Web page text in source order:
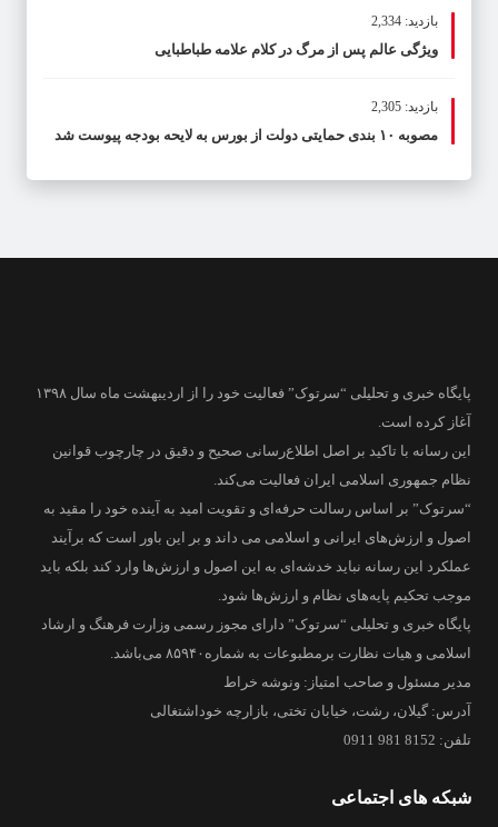
بازدید: 2,334
ویژگی عالم پس از مرگ در کلام علامه طباطبایی
بازدید: 2,305
مصوبه ۱۰ بندی حمایتی دولت از بورس به لایحه بودجه پیوست شد
پایگاه خبری و تحلیلی “سرتوک” فعالیت خود را از اردیبهشت ماه سال ۱۳۹۸
آغاز کرده است.
این رسانه با تاکید بر اصل اطلاع‌رسانی صحیح و دقیق در چارچوب قوانین
نظام جمهوری اسلامی ایران فعالیت می‌کند.
“سرتوک” بر اساس رسالت حرفه‌ای و تقویت امید به آینده خود را مقید به
اصول و ارزش‌های ایرانی و اسلامی می داند و بر این باور است که برآیند
عملکرد این رسانه نباید خدشه‌ای به این اصول و ارزش‌ها وارد کند بلکه باید
موجب تحکیم پایه‌های نظام و ارزش‌ها شود.
پایگاه خبری و تحلیلی “سرتوک” دارای مجوز رسمی وزارت فرهنگ و ارشاد
اسلامی و هیات نظارت برمطبوعات به شماره۸۵۹۴۰ می‌باشد.
مدیر مسئول و صاحب امتیاز: ونوشه خراط
آدرس: گیلان، رشت، خیابان تختی، بازارچه خوداشتغالی
تلفن: 8152 981 0911
شبکه های اجتماعی